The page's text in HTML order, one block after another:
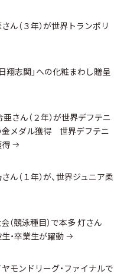
（３年）が世界トランポリ
志関」への化粧まわし贈呈
さん（２年）が世界デフテニ
金メダル獲得 世界デフテニ
（１年）が、世界ジュニア柔
競泳種目）で本多 灯さん
・卒業生が躍動
モンドリーグ・ファイナルで